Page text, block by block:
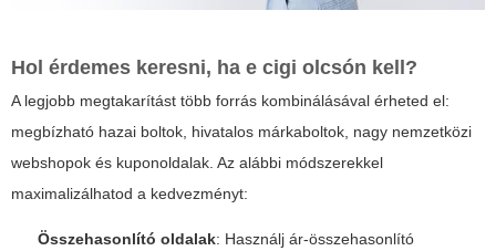
Hol érdemes keresni, ha e cigi olcsón kell?
A legjobb megtakarítást több forrás kombinálásával érheted el:
megbízható hazai boltok, hivatalos márkaboltok, nagy nemzetközi
webshopok és kuponoldalak. Az alábbi módszerekkel
maximalizálhatod a kedvezményt:
Összehasonlító oldalak: Használj ár-összehasonlító